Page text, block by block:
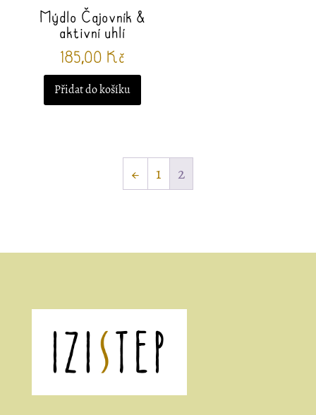
Mýdlo Čajovník &
aktivní uhlí
185,00 Kč
Přidat do košíku
← 1 2